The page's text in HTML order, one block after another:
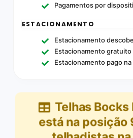
Pagamentos por
ESTACIONAMENTO
Estacionamento
Estacionamento gratuito
Estacionamento pago na
Telhas
está na posição